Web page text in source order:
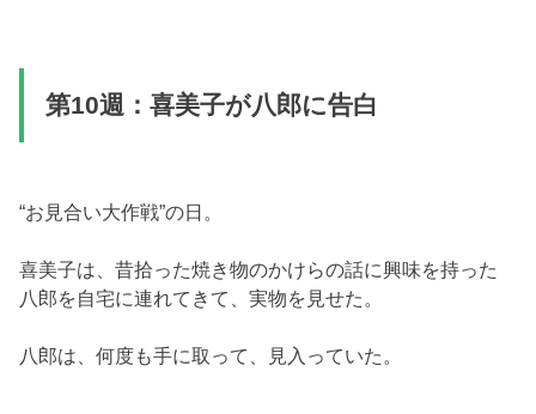
第10週：喜美子が八郎に告白
“お見合い大作戦”の日。
喜美子は、昔拾った焼き物のかけらの話に興味を持った
八郎を自宅に連れてきて、実物を見せた。
八郎は、何度も手に取って、見入っていた。